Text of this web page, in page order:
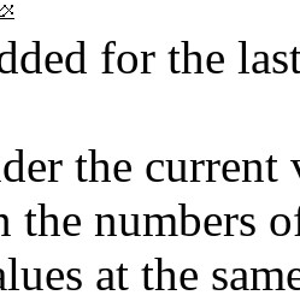
for the
the
the numbers
at the